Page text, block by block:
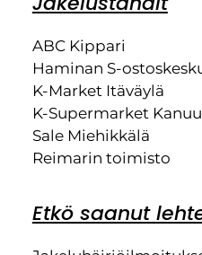
ABC Kippari
Haminan S-
K-Market Itäväylä
K-Supermarket
Sale Miehikkälä
Reimarin toimisto
Etkö saanut